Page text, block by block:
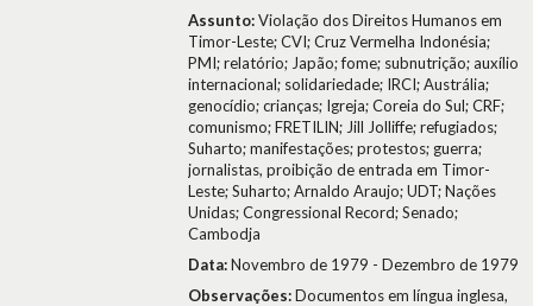
Assunto:Violação dos Direitos Humanos em
Timor-Leste; CVI; Cruz Vermelha Indonésia;
PMI; relatório; Japão; fome; subnutrição; auxílio
internacional; solidariedade; IRCI; Austrália;
genocídio; crianças; Igreja; Coreia do Sul; CRF;
comunismo; FRETILIN; Jill Jolliffe; refugiados;
Suharto; manifestações; protestos; guerra;
jornalistas, proibição de entrada em Timor-
Leste; Suharto; Arnaldo Araujo; UDT; Nações
Unidas; Congressional Record; Senado;
Cambodja
Data:Novembro de 1979 - Dezembro de 1979
Observações:Documentos em língua inglesa,